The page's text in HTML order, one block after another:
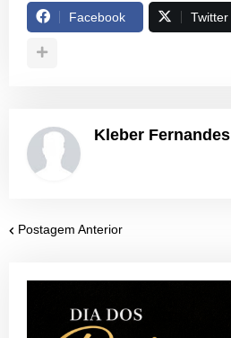
Facebook Twitter
Kleber Fernandes
Postagem Anterior